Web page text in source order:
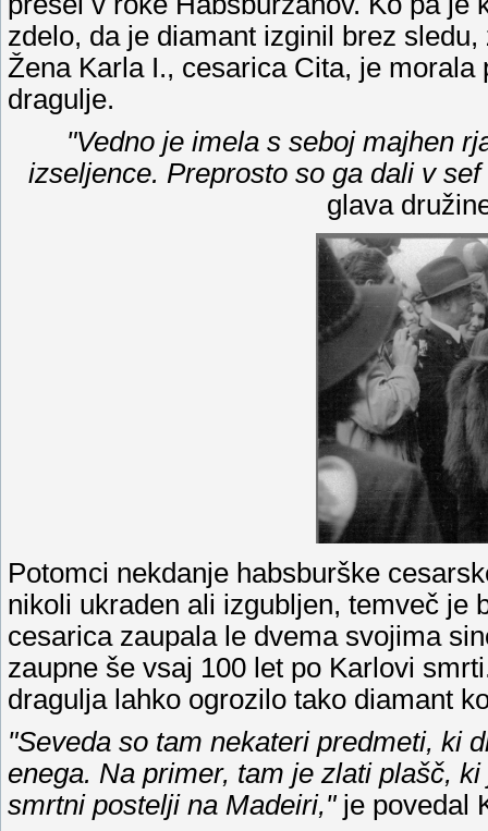
zdelo, da je diamant izginil brez
Žena Karla I., cesarica Cita, je
dragulje.
"Vedno je imela s seboj majhen
izseljence. Preprosto so ga dali v
glava
Potomci nekdanje habsburške
nikoli ukraden ali izgubljen, temveč je
cesarica zaupala le dvema svojima
zaupne še vsaj 100 let po Karlovi
dragulja lahko ogrozilo tako diamant
"Seveda so tam nekateri predmeti, ki
enega. Na primer, tam je zlati plašč,
smrtni postelji na Madeiri,"je povedal